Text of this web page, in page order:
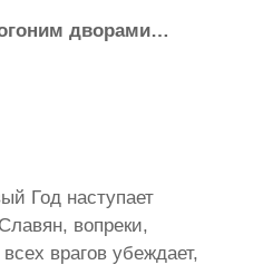
дворами…
Год наступает
вопреки,
врагов убеждает,